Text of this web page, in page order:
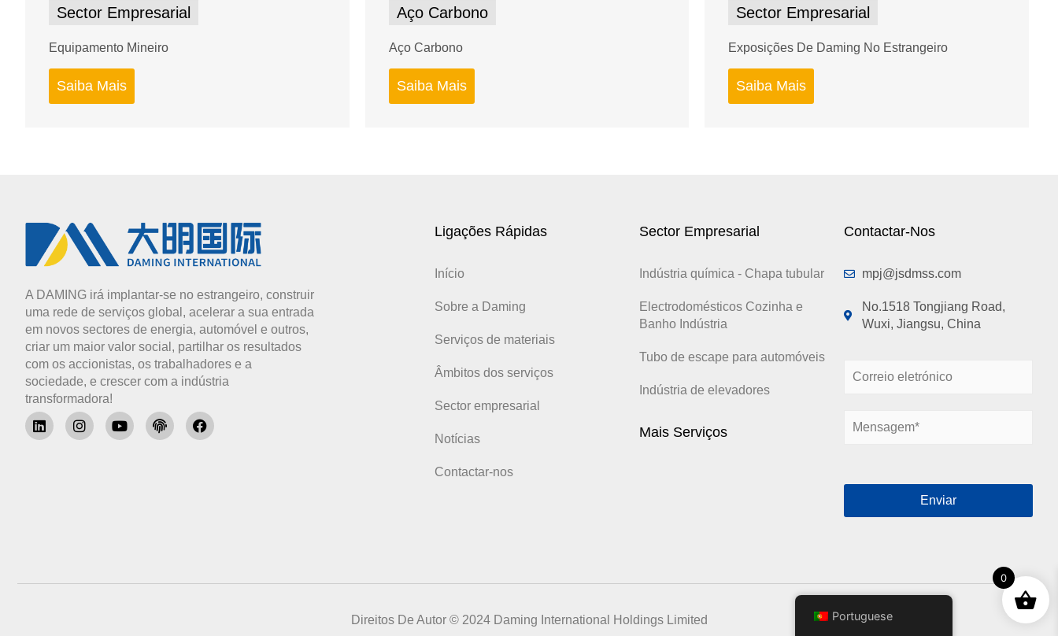
0
Sector Empresarial
Equipamento Mineiro
Saiba Mais
Aço Carbono
Aço Carbono
Saiba Mais
Sector Empresarial
Exposições De Daming No Estrangeiro
Saiba Mais
A DAMING irá implantar-se no estrangeiro, construir
uma rede de serviços global, acelerar a sua entrada
em novos sectores de energia, automóvel e outros,
criar um maior valor social, partilhar os resultados
com os accionistas, os trabalhadores e a
sociedade, e crescer com a indústria
transformadora!
Ligações Rápidas
Início
Sobre a Daming
Serviços de materiais
Âmbitos dos serviços
Sector empresarial
Notícias
Contactar-nos
Sector Empresarial
Indústria química - Chapa tubular
Electrodomésticos Cozinha e
Banho Indústria
Tubo de escape para automóveis
Indústria de elevadores
Mais Serviços
Contactar-Nos
mpj@jsdmss.com
No.1518 Tongjiang Road,
Wuxi, Jiangsu, China
e
n
a
e
Enviar
Direitos De Autor © 2024 Daming International Holdings Limited Portuguese